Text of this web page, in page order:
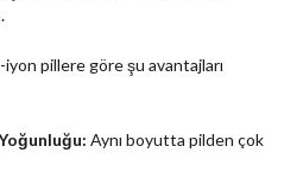
pillere göre şu avantajları
Aynı boyutta pilden çok